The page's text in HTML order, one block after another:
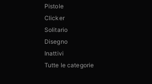
Pistole
Clicker
Solitario
Disegno
Inattivi
Tutte le categorie